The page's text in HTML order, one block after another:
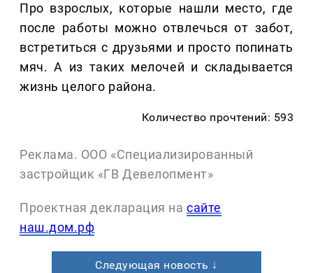
Про взрослых, которые нашли место, где
после работы можно отвлечься от забот,
встретиться с друзьями и просто попинать
мяч. А из таких мелочей и складывается
жизнь целого района.
Количество прочтений: 593
Реклама. ООО «Специализированный
застройщик «ГВ Девелопмент»
Проектная декларация на сайте
наш.дом.рф
Следующая новость ↓